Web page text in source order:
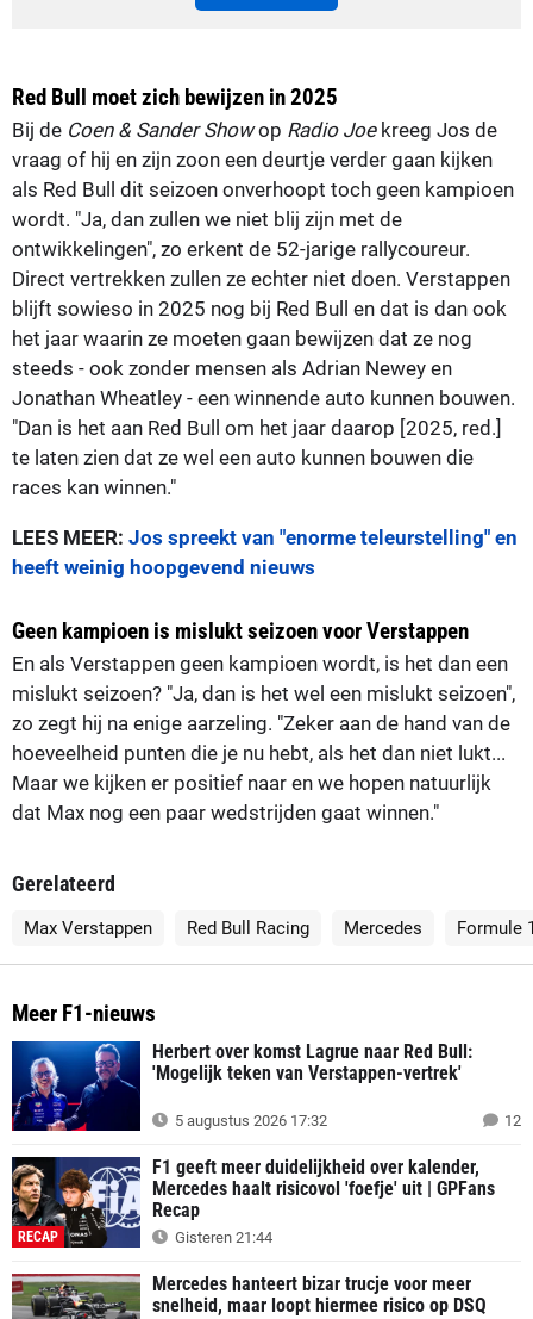
Red Bull moet zich bewijzen in 2025
Bij de Coen & Sander Showop Radio Joekreeg Jos de
vraag of hij en zijn zoon een deurtje verder gaan kijken
als Red Bull dit seizoen onverhoopt toch geen kampioen
wordt. "Ja, dan zullen we niet blij zijn met de
ontwikkelingen", zo erkent de 52-jarige rallycoureur.
Direct vertrekken zullen ze echter niet doen. Verstappen
blijft sowieso in 2025 nog bij Red Bull en dat is dan ook
het jaar waarin ze moeten gaan bewijzen dat ze nog
steeds - ook zonder mensen als Adrian Newey en
Jonathan Wheatley - een winnende auto kunnen bouwen.
"Dan is het aan Red Bull om het jaar daarop [2025, red.]
te laten zien dat ze wel een auto kunnen bouwen die
races kan winnen."
LEES MEER: Jos spreekt van "enorme teleurstelling" en
heeft weinig hoopgevend nieuws
Geen kampioen is mislukt seizoen voor Verstappen
En als Verstappen geen kampioen wordt, is het dan een
mislukt seizoen? "Ja, dan is het wel een mislukt seizoen",
zo zegt hij na enige aarzeling. "Zeker aan de hand van de
hoeveelheid punten die je nu hebt, als het dan niet lukt...
Maar we kijken er positief naar en we hopen natuurlijk
dat Max nog een paar wedstrijden gaat winnen."
Gerelateerd
Max Verstappen Red Bull Racing Mercedes Formule
Meer F1-nieuws
Herbert over komst Lagrue naar Red Bull:
'Mogelijk teken van Verstappen-vertrek'
5 augustus 2026 17:32 12
RECAP
F1 geeft meer duidelijkheid over kalender,
Mercedes haalt risicovol 'foefje' uit | GPFans
Recap
Gisteren 21:44
Mercedes hanteert bizar trucje voor meer
snelheid, maar loopt hiermee risico op DSQ